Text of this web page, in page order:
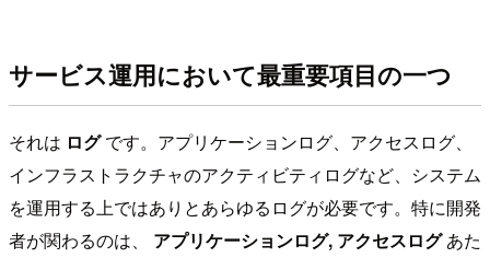
サービス運用において最重要項目の一つ
それは ログです。アプリケーションログ、アクセスログ、
インフラストラクチャのアクティビティログなど、システム
を運用する上ではありとあらゆるログが必要です。特に開発
者が関わるのは、 アプリケーションログ, アクセスログあた